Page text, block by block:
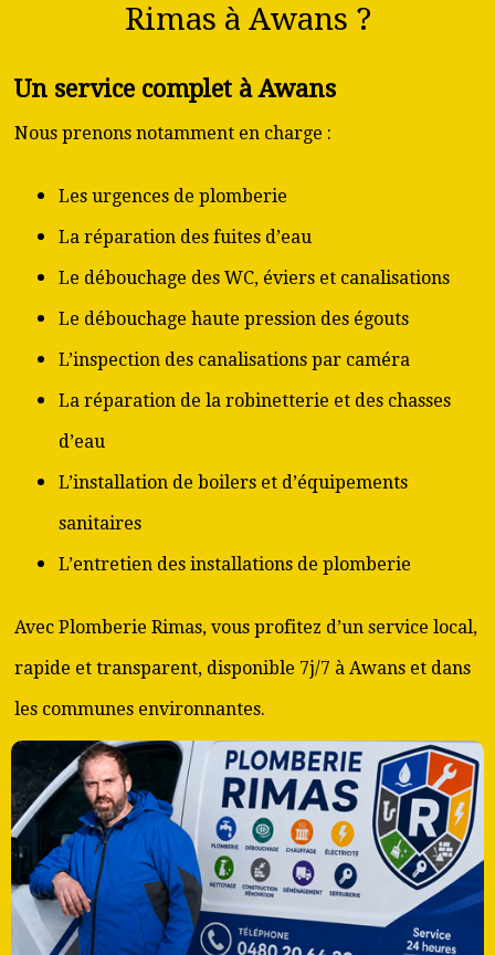
Rimas à Awans ?
Un service complet à Awans
Nous prenons notamment en charge :
Les urgences de plomberie
La réparation des fuites d’eau
Le débouchage des WC, éviers et canalisations
Le débouchage haute pression des égouts
L’inspection des canalisations par caméra
La réparation de la robinetterie et des chasses
d’eau
L’installation de boilers et d’équipements
sanitaires
L’entretien des installations de plomberie
Avec Plomberie Rimas, vous profitez d’un service local,
rapide et transparent, disponible 7j/7 à Awans et dans
les communes environnantes.